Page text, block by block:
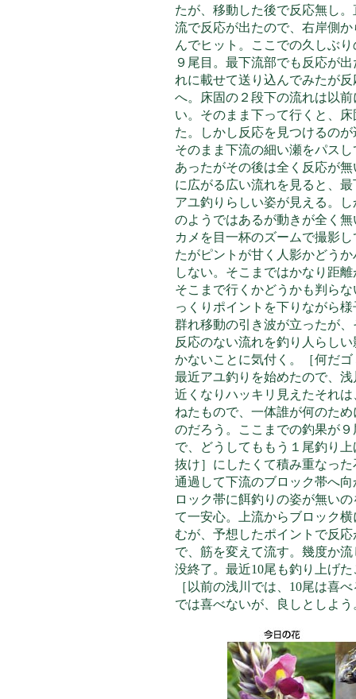
たが、移動した後で反応無し
流で反応が出たので、右岸側か
んでヒット。ここでの久しぶ
９尾目。最下流部でも反応が
れに載せて送り込んでみたが
へ。床固の２段下の流れは以
い。そのまま下って行くと、
た。しかし反応を見つけるの
そのまま下流の細い瀬をパス
あったがその後は全く反応が無
に広がる広い流れを見ると、
アユ釣りらしい姿が見える。
のようではあるが動きが全く無
カメを目一杯のズームで撮影
たがピントが甘く人影かどう
しない。そこまではかなり距
そこまで行くかどうかも判ら
っくりポイントを下りながら
群れ移動の引き波が立ったが
反応のない流れを釣り人らし
かないことに気付く。［何だ
最近アユ釣りを始めたので、
近くなりハッキリ見えたそれ
ねたもので、一体誰が何のた
のだろう。ここまでの釣果が９
で、どうしてももう１尾釣り
抜け］にしたくて積み重なった
通過して下流のブロック帯へ向
ロック帯に餌釣りの姿が無い
て一安心。上流からブロック横
むが、予想したポイントで反応
で、筋を変えて流す。幾度か
没終了。最近10尾も釣り上げ
［以前の浅川では、10尾は喜
では喜べないが、良しとしよう